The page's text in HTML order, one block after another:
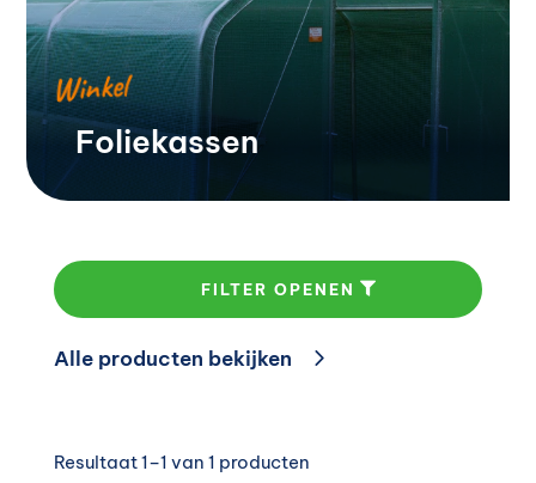
Winkel
Foliekassen
FILTER OPENEN
Alle producten bekijken
Resultaat 1–1 van 1 producten